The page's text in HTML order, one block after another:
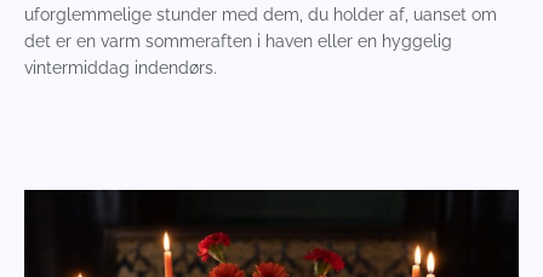
uforglemmelige stunder med dem, du holder af, uanset om
det er en varm sommeraften i haven eller en hyggelig
vintermiddag indendørs.